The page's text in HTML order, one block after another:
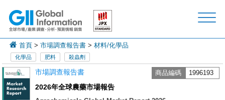
首頁 >市場調查報告書 >材料/化學品
化學品 肥料 殺蟲劑
市場調查報告書 商品編碼 1996193
2026年全球農藥市場報告